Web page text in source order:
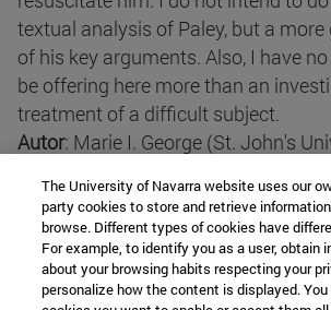
textual analysis of Paley, but a
of his key arguments. Also, I have
be offering here more than an
treatment of a difficult subject.
Autor: Marie I. George (St. John's
Panorámica del debate
evolucionismo en los últimos cien
The University of Navarra website uses our
party cookies to store and retrieve
browse. Different types of cookies have
For example, to identify you as a user, obtain
about your browsing habits respecting your
personalize how the content is displayed.